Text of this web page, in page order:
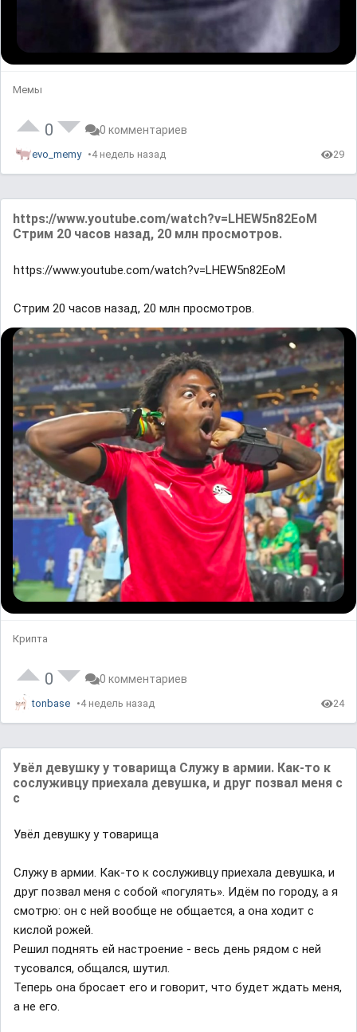
Мемы
0 0 комментариев
evo_memy 4 недель назад 29
https://www.youtube.com/watch?v=LHEW5n82EoM
Стрим 20 часов назад, 20 млн просмотров.
https://www.youtube.com/watch?v=LHEW5n82EoM
Стрим 20 часов назад, 20 млн просмотров.
Крипта
0 0 комментариев
tonbase 4 недель назад 24
Увёл девушку у товарища Служу в армии. Как-то к
сослуживцу приехала девушка, и друг позвал меня с
с
Увёл девушку у товарища
Служу в армии. Как-то к сослуживцу приехала девушка, и
друг позвал меня с собой «погулять». Идём по городу, а я
смотрю: он с ней вообще не общается, а она ходит с
кислой рожей.
Решил поднять ей настроение - весь день рядом с ней
тусовался, общался, шутил.
Теперь она бросает его и говорит, что будет ждать меня,
а не его.